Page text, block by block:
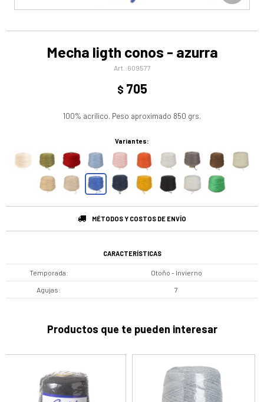
Mecha ligth conos - azurra
609577
$ 705
100% acrilico. Peso aproximado 850 grs.
Variantes:
MÉTODOS Y COSTOS DE ENVÍO
CARACTERÍSTICAS
Temporada Otoño - Invierno
Agujas 7
Productos que te pueden interesar